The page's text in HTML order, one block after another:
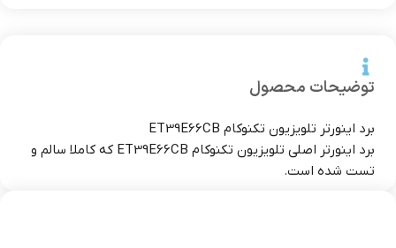
توضیحات محصول
برد اینورتر تلویزیون تکنوکام ET39E66CB
برد اینورتر اصلی تلویزیون تکنوکام ET39E66CB که کاملا سالم و
تست شده است.